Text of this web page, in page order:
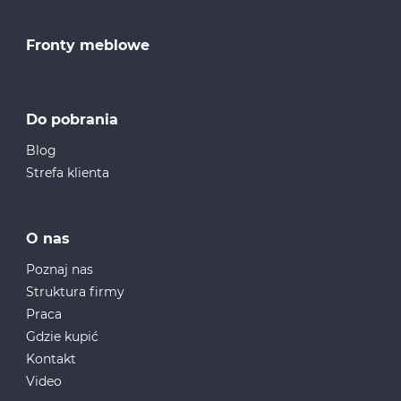
Fronty meblowe
Do pobrania
Blog
Strefa klienta
O nas
Poznaj nas
Struktura firmy
Praca
Gdzie kupić
Kontakt
Video